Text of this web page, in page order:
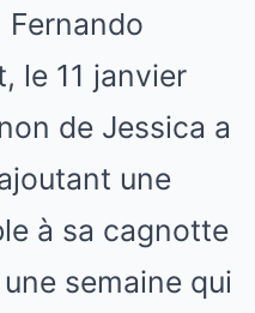
Fernando
le 11 janvier
de Jessica a
une
à sa cagnotte
une semaine qui